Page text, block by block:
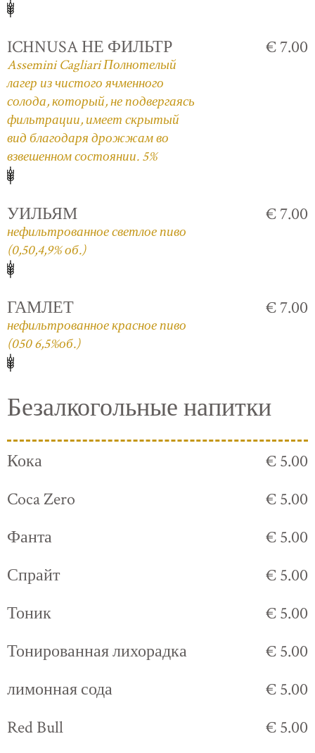
ICHNUSA НЕ ФИЛЬТР
Assemini Cagliari Полнотелый
лагер из чистого ячменного
солода, который, не подвергаясь
фильтрации, имеет скрытый
вид благодаря дрожжам во
взвешенном состоянии. 5%
€ 7.00
УИЛЬЯМ
нефильтрованное светлое пиво
(0,50,4,9% об.)
€ 7.00
ГАМЛЕТ
нефильтрованное красное пиво
(050 6,5%об.)
€ 7.00
Безалкогольные напитки
Кока
€ 5.00
Coca Zero
€ 5.00
Фанта
€ 5.00
Спрайт
€ 5.00
Тоник
€ 5.00
Тонированная лихорадка
€ 5.00
лимонная сода
€ 5.00
Red Bull
€ 5.00